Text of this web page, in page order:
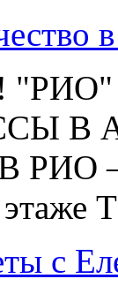
В
–
с